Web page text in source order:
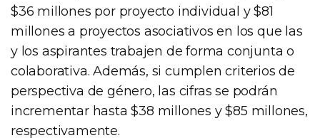
$36 millones por proyecto individual y $81
millones a proyectos asociativos en los que las
y los aspirantes trabajen de forma conjunta o
colaborativa. Además, si cumplen criterios de
perspectiva de género, las cifras se podrán
incrementar hasta $38 millones y $85 millones,
respectivamente.